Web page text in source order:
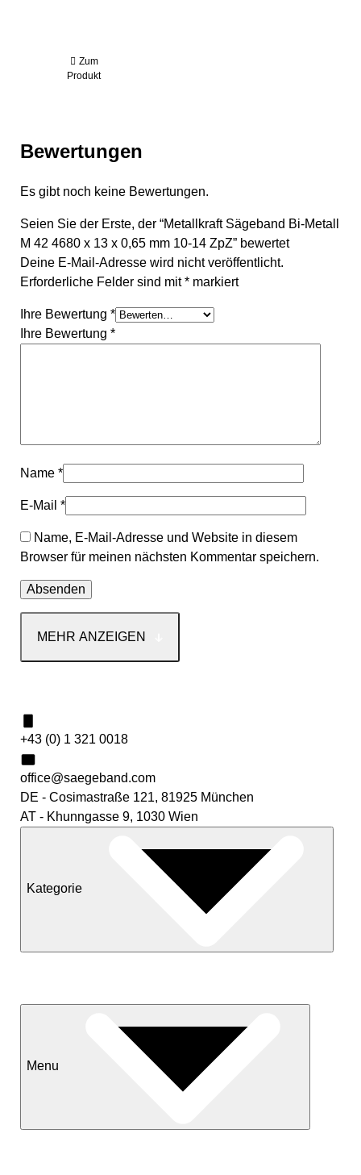
Zum
Produkt
Bewertungen
Es gibt noch keine Bewertungen.
Seien Sie der Erste, der “Metallkraft Sägeband Bi-Metall
M 42 4680 x 13 x 0,65 mm 10-14 ZpZ” bewertet
Deine E-Mail-Adresse wird nicht veröffentlicht.
Erforderliche Felder sind mit* markiert
Ihre Bewertung *
Ihre Bewertung *
Name *
E-Mail *
Name, E-Mail-Adresse und Website in diesem
Browser für meinen nächsten Kommentar speichern.
MEHR ANZEIGEN
+43 (0) 1 321 0018
office@saegeband.com
DE - Cosimastraße 121, 81925 München
AT - Khunngasse 9, 1030 Wien
Kategorie
Menu